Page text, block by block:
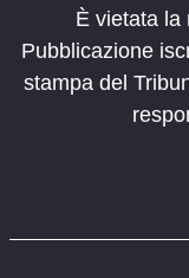
È vietata la
Pubblicazione
stampa del